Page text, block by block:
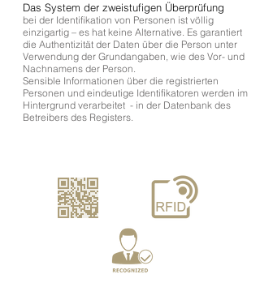
Das System der zweistufigen Überprüfung
bei der Identifikation von Personen ist völlig
einzigartig – es hat keine Alternative. Es garantiert
die Authentizität der Daten über die Person unter
Verwendung der Grundangaben, wie des Vor- und
Nachnamens der Person.
Sensible Informationen über die registrierten
Personen und eindeutige Identifikatoren werden im
Hintergrund verarbeitet - in der Datenbank des
Betreibers des Registers.